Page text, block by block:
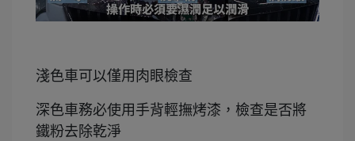
淺色車可以僅用肉眼檢查
深色車務必使用手背輕撫烤漆，檢查是否將
鐵粉去除乾淨